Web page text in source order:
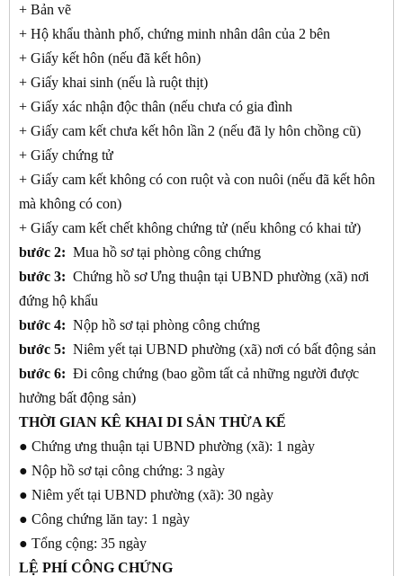
+ Bản vẽ
+ Hộ khẩu thành phố, chứng minh nhân dân của 2 bên
+ Giấy kết hôn (nếu đã kết hôn)
+ Giấy khai sinh (nếu là ruột thịt)
+ Giấy xác nhận độc thân (nếu chưa có gia đình
+ Giấy cam kết chưa kết hôn lần 2 (nếu đã ly hôn chồng cũ)
+ Giấy chứng tử
+ Giấy cam kết không có con ruột và con nuôi (nếu đã kết hôn
mà không có con)
+ Giấy cam kết chết không chứng tử (nếu không có khai tử)
bước 2: Mua hồ sơ tại phòng công chứng
bước 3: Chứng hồ sơ Ưng thuận tại UBND phường (xã) nơi
đứng hộ khẩu
bước 4: Nộp hồ sơ tại phòng công chứng
bước 5: Niêm yết tại UBND phường (xã) nơi có bất động sản
bước 6: Đi công chứng (bao gồm tất cả những người được
hưởng bất động sản)
THỜI GIAN KÊ KHAI DI SẢN THỪA KẾ
● Chứng ưng thuận tại UBND phường (xã): 1 ngày
● Nộp hồ sơ tại công chứng: 3 ngày
● Niêm yết tại UBND phường (xã): 30 ngày
● Công chứng lăn tay: 1 ngày
● Tổng cộng: 35 ngày
LỆ PHÍ CÔNG CHỨNG